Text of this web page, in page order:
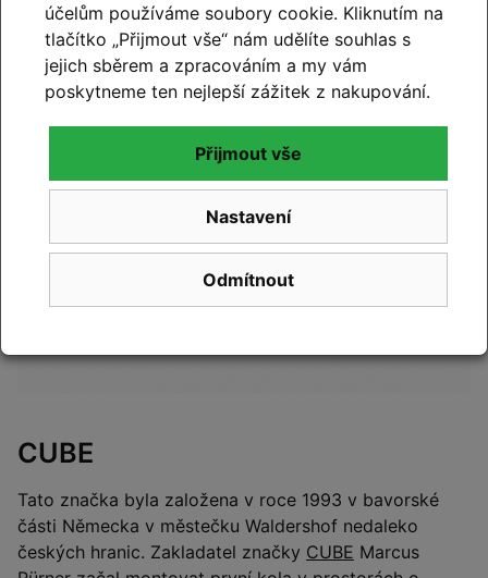
poradenství
CUBE
Tato značka byla založena v roce 1993 v bavorské
části Německa v městečku Waldershof nedaleko
českých hranic. Zakladatel značky CUBE Marcus
účelům používáme soubory cookie. Kliknutím na
tlačítko „Přijmout vše“ nám udělíte souhlas s
jejich sběrem a zpracováním a my vám
poskytneme ten nejlepší zážitek z nakupování.
Odmítnout
Nastavení
Přijmout vše